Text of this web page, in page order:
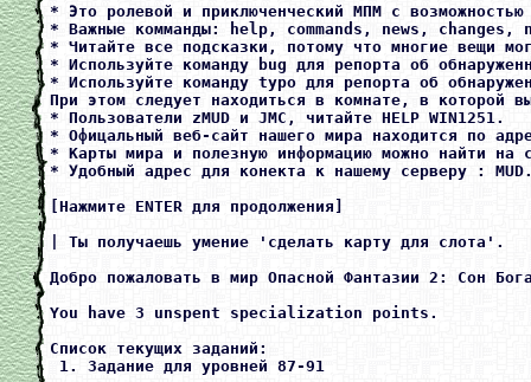
* Это ролевой и приключенческий МПМ с
* Важные комманды: help, commands, news, changes,
* Читайте все подсказки, потому что многие вещи
* Используйте команду bug для репорта об
* Используйте команду typo для репорта об
При этом следует находиться в комнате, в которой
* Пользователи zMUD и JMC, читайте HELP WIN1251.
* Офицальный веб-сайт нашего мира находится по
* Карты мира и полезную информацию можно найти
* Удобный адрес для конекта к нашему серверу :
[Нажмите ENTER для продолжения]
| Ты получаешь умение 'сделать карту для слота'.
Добро пожаловать в мир Опасной Фантазии 2: Сон
You have 3 unspent specialization points.
Список текущих заданий:
1. Задание для уровней 87-91